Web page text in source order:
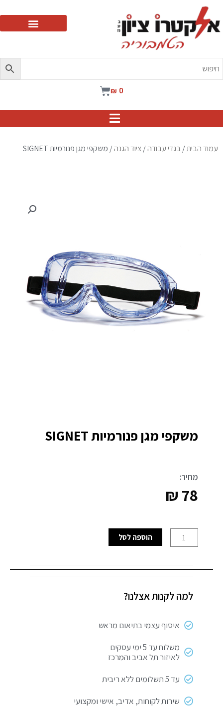
₪ 0
עגלת
עמוד הבית/ בגדי עבודה/ציוד הגנה/ משקפי מגן פנורמיות SIGNET
משקפי מגן פנורמיות SIGNET
מחיר:
₪78
של
מגן
SIGNET
הוספה לסל
למה לקנות אצלנו?
איסוף עצמי בתיאום מראש
משלוח עד 5 ימי עסקים
לאיזור תל אביב והמרכז
עד 5 תשלומים ללא ריבית
שירות לקוחות, אדיב, אישי ומקצועי